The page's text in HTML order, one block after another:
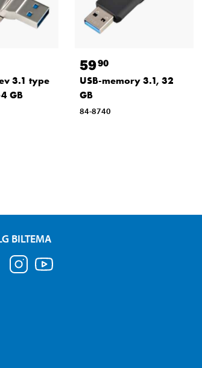
3.1 type
GB
5990
USB-memory 3.1, 32
GB
84-8740
BILTEMA